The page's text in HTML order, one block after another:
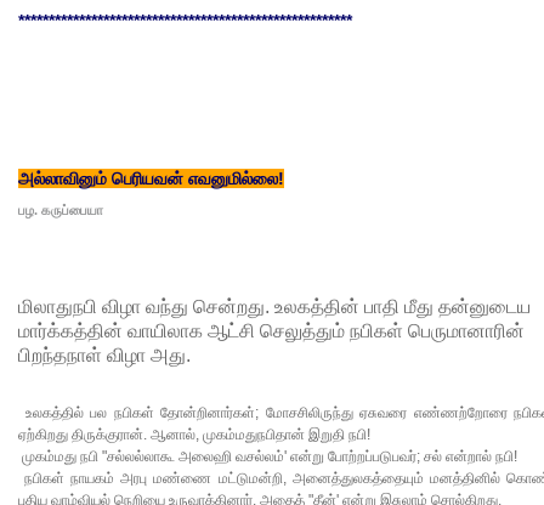
*******************************************************
அல்லாவினும் பெரியவன் எவனுமில்லை!
பழ. கருப்பையா
மிலாதுநபி விழா வந்து சென்றது. உலகத்தின் பாதி மீது தன்னுடைய
மார்க்கத்தின் வாயிலாக ஆட்சி செலுத்தும் நபிகள் பெருமானாரின்
பிறந்தநாள் விழா அது.
உலகத்தில் பல நபிகள் தோன்றினார்கள்; மோசசிலிருந்து ஏசுவரை எண்ணற்றோரை
ஏற்கிறது திருக்குரான். ஆனால், முகம்மதுநபிதான் இறுதி நபி!
முகம்மது நபி "சல்லல்லாகூ அலைஹி வசல்லம்' என்று போற்றப்படுபவர்; சல் என்றால் நபி!
நபிகள் நாயகம் அரபு மண்ணை மட்டுமன்றி, அனைத்துலகத்தையும் மனத்தினில்
புதிய வாழ்வியல் நெறியை உருவாக்கினார். அதைத் "தீன்' என்று இசுலாம் சொல்கிறது.